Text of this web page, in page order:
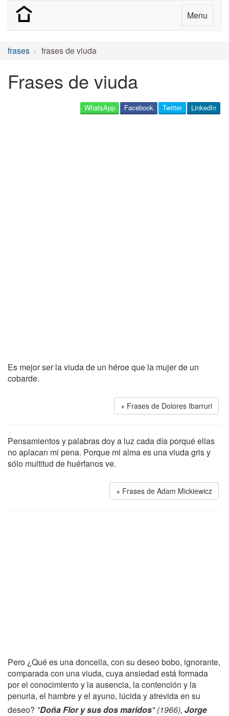
Menu
frases frases de viuda
Frases de viuda
LinkedIn
Twitter
Facebook
WhatsApp
Es mejor ser la viuda de un héroe que la mujer de un
cobarde.
Frases de Dolores Ibarruri
Pensamientos y palabras doy a luz cada día porqué ellas
no aplacan mi pena. Porque mi alma es una viuda gris y
sólo multitud de huérfanos ve.
Frases de Adam Mickiewicz
Pero ¿Qué es una doncella, con su deseo bobo, ignorante,
comparada con una viuda, cuya ansiedad está formada
por el conocimiento y la ausencia, la contención y la
penuria, el hambre y el ayuno, lúcida y atrevida en su
deseo? "Doña Flor y sus dos maridos" (1966), Jorge